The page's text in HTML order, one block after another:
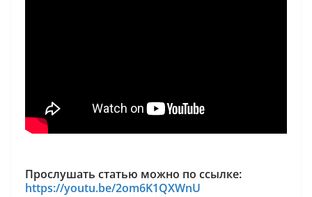
Прослушать статью можно по ссылке:
https://youtu.be/2om6K1QXWnU